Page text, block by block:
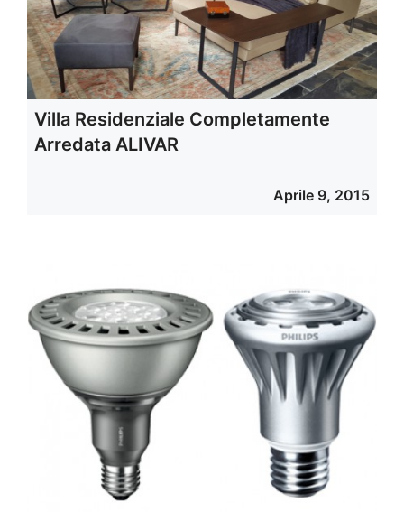
Villa Residenziale Completamente
Arredata ALIVAR
Aprile 9, 2015